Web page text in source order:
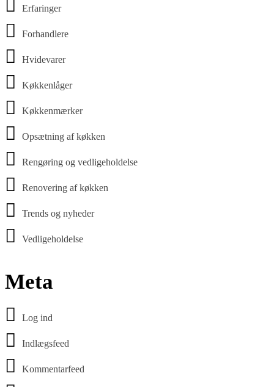
Erfaringer
Forhandlere
Hvidevarer
Køkkenlåger
Køkkenmærker
Opsætning af køkken
Rengøring og vedligeholdelse
Renovering af køkken
Trends og nyheder
Vedligeholdelse
Meta
Log ind
Indlægsfeed
Kommentarfeed